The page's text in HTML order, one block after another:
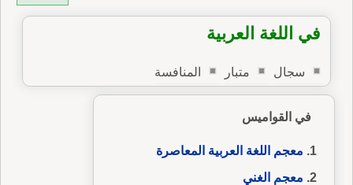
في اللغة العربية
سجال متبار المنافسة
في القواميس
معجم اللغة العربية المعاصرة
معجم الغني